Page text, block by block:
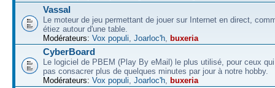
Vassal
Le moteur de jeu permettant de jouer sur Internet en direct,
étiez autour d'une table.
Modérateurs: Vox populi, Joarloc'h, buxeria
CyberBoard
Le logiciel de PBEM (Play By eMail) le plus utilisé, pour ceux
pas consacrer plus de quelques minutes par jour à notre hobby.
Modérateurs: Vox populi, Joarloc'h, buxeria